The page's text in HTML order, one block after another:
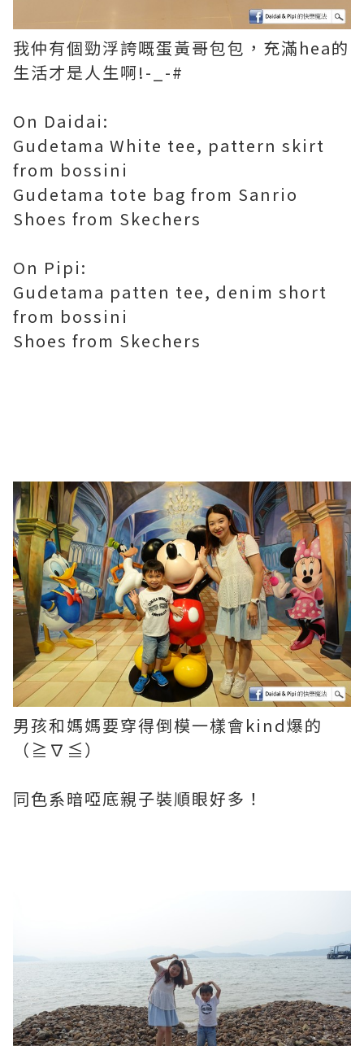
我仲有個勁浮誇嘅蛋黃哥包包，充滿hea的
生活才是人生啊!-_-#
On Daidai:
Gudetama White tee, pattern skirt
from bossini
Gudetama tote bag from Sanrio
Shoes from Skechers
On Pipi:
Gudetama patten tee, denim short
from bossini
Shoes from Skechers
男孩和媽媽要穿得倒模一樣會kind爆的
（≧∇≦）
同色系暗啞底親子裝順眼好多！